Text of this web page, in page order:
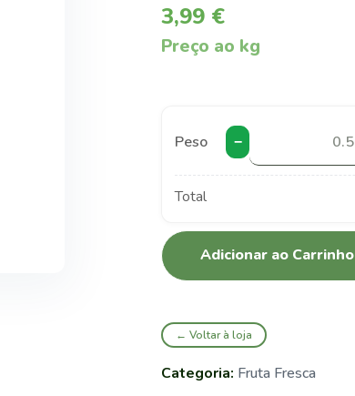
3,99 €
Preço ao kg
Peso −
Total
Adicionar ao Carrinho
← Voltar à loja
Categoria: Fruta Fresca